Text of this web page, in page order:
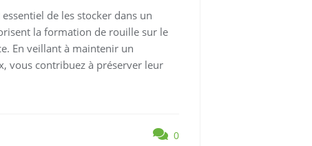
de les stocker dans un
la formation de rouille sur le
En veillant à maintenir un
vous contribuez à préserver leur
0